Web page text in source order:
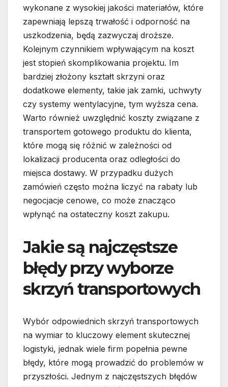
wykonane z wysokiej jakości materiałów, które
zapewniają lepszą trwałość i odporność na
uszkodzenia, będą zazwyczaj droższe.
Kolejnym czynnikiem wpływającym na koszt
jest stopień skomplikowania projektu. Im
bardziej złożony kształt skrzyni oraz
dodatkowe elementy, takie jak zamki, uchwyty
czy systemy wentylacyjne, tym wyższa cena.
Warto również uwzględnić koszty związane z
transportem gotowego produktu do klienta,
które mogą się różnić w zależności od
lokalizacji producenta oraz odległości do
miejsca dostawy. W przypadku dużych
zamówień często można liczyć na rabaty lub
negocjacje cenowe, co może znacząco
wpłynąć na ostateczny koszt zakupu.
Jakie są najczęstsze
błędy przy wyborze
skrzyń transportowych
Wybór odpowiednich skrzyń transportowych
na wymiar to kluczowy element skutecznej
logistyki, jednak wiele firm popełnia pewne
błędy, które mogą prowadzić do problemów w
przyszłości. Jednym z najczęstszych błędów